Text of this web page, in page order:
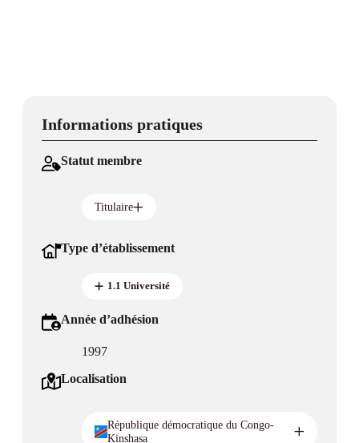
Informations pratiques
Statut membre
Titulaire
Type d’établissement
1.1 Université
Année d’adhésion
1997
Localisation
République démocratique du Congo-
Kinshasa